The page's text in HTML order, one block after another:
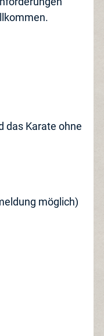
das Karate ohne
möglich)